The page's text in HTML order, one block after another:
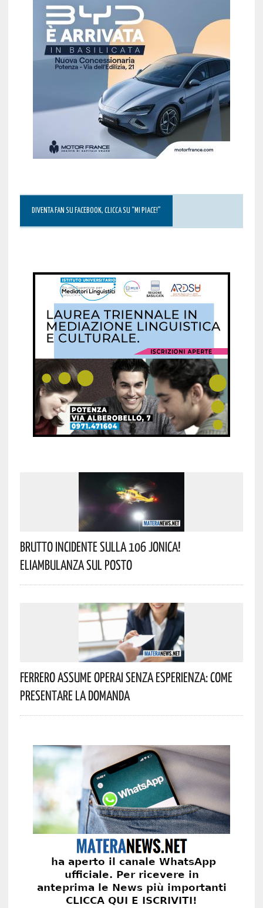
DIVENTA FAN SU FACEBOOK, CLICCA SU “MI PIACE!”
Brutto Incidente Sulla 106 Jonica!
Eliambulanza Sul Posto
Ferrero Assume Operai Senza Esperienza: Come
Presentare La Domanda